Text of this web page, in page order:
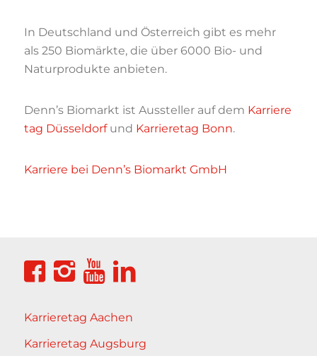
In Deutschland und Österreich gibt es mehr
als 250 Biomärkte, die über 6000 Bio- und
Naturprodukte anbieten.
Denn’s Biomarkt ist Aussteller auf dem Karriere
tag Düsseldorfund Karrieretag Bonn.
Karriere bei Denn’s Biomarkt GmbH
Karrieretag Aachen
Karrieretag Augsburg